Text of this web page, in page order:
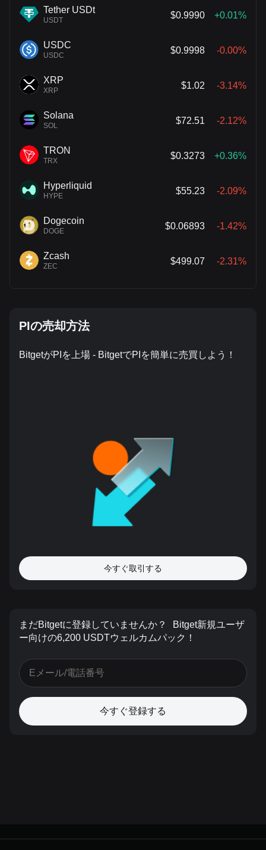
Tether USDt
USDT
$0.9990 +0.01%
USDC
USDC
$0.9998 -0.00%
XRP
XRP
$1.02 -3.14%
Solana
SOL
$72.51 -2.12%
TRON
TRX
$0.3273 +0.36%
Hyperliquid
HYPE
$55.23 -2.09%
Dogecoin
DOGE
$0.06893 -1.42%
Zcash
ZEC
$499.07 -2.31%
PIの売却方法
BitgetがPIを上場 - BitgetでPIを簡単に売買しよう！
今すぐ取引する
まだBitgetに登録していませんか？
Bitget新規ユーザ
ー向けの6,200 USDTウェルカムパック！
今すぐ登録する